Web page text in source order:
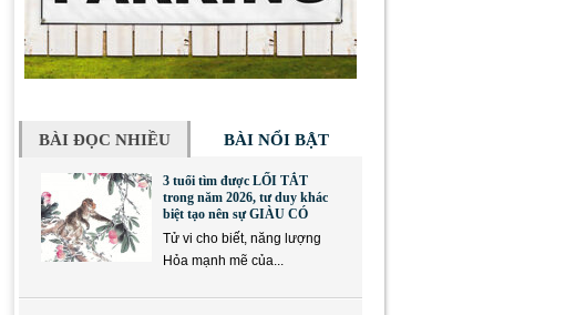
BÀI ĐỌC NHIỀU BÀI NỔI BẬT
3 tuổi tìm được LỐI TẮT
trong năm 2026, tư duy khác
biệt tạo nên sự GIÀU CÓ
Tử vi cho biết, năng lượng
Hỏa mạnh mẽ của...